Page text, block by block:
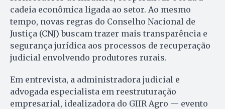
cadeia econômica ligada ao setor. Ao mesmo
tempo, novas regras do Conselho Nacional de
Justiça (CNJ) buscam trazer mais transparência e
segurança jurídica aos processos de recuperação
judicial envolvendo produtores rurais.
Em entrevista, a administradora judicial e
advogada especialista em reestruturação
empresarial, idealizadora do GIIR Agro — evento